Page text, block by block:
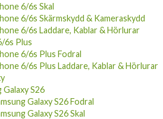
6/6s Skal
6/6s Skärmskydd & Kameraskydd
6/6s Laddare, Kablar & Hörlurar
6s Plus
6/6s Plus Fodral
6/6s Plus Laddare, Kablar & Hörlurar
Galaxy S26
Galaxy S26 Fodral
Galaxy S26 Skal